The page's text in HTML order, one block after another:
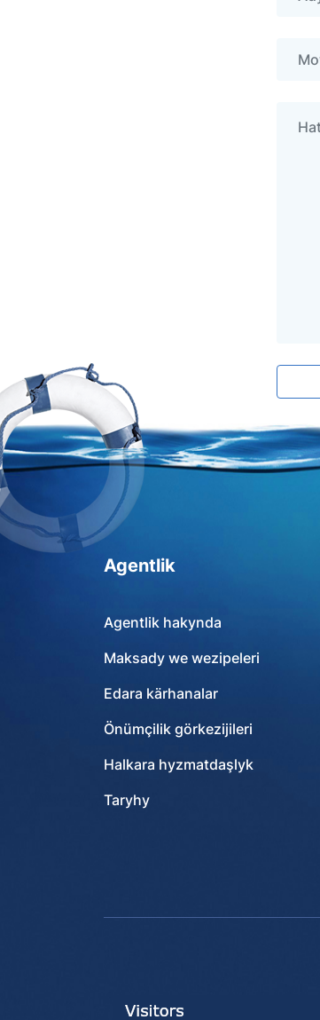
Agentlik
Agentlik hakynda
Maksady we wezipeleri
Edara kärhanalar
Önümçilik görkezijileri
Halkara hyzmatdaşlyk
Taryhy